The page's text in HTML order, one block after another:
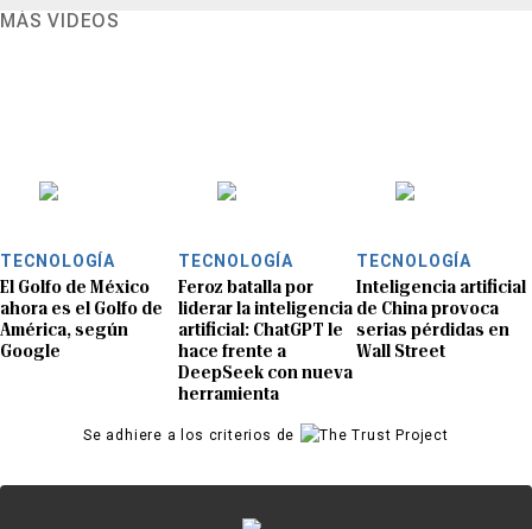
MÁS VIDEOS
TECNOLOGÍA
El Golfo de México
ahora es el Golfo de
América, según
Google
TECNOLOGÍA
Feroz batalla por
liderar la inteligencia
artificial: ChatGPT le
hace frente a
DeepSeek con nueva
herramienta
TECNOLOGÍA
Inteligencia artificial
de China provoca
serias pérdidas en
Wall Street
Se adhiere a los criterios de